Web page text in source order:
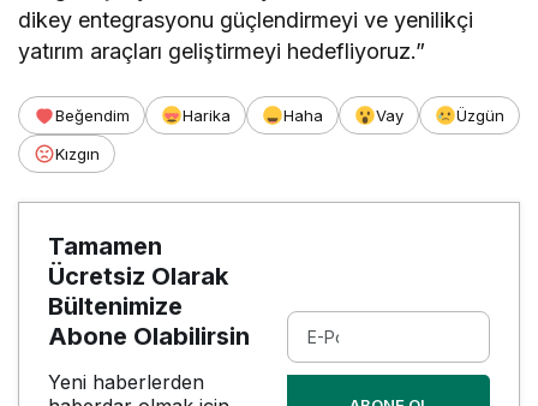
dikey entegrasyonu güçlendirmeyi ve yenilikçi
yatırım araçları geliştirmeyi hedefliyoruz.”
Beğendim Harika Haha Vay
Üzgün
Kızgın
Tamamen
Ücretsiz Olarak
Bültenimize
Abone Olabilirsin
Yeni haberlerden